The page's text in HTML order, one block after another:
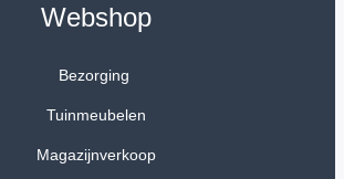
Webshop
Bezorging
Tuinmeubelen
Magazijnverkoop